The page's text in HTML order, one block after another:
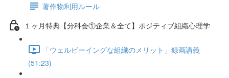
著作物利用ルール
１ヶ月特典【分科会①企業＆全て】ポジティブ組織心理学
「ウェルビーイングな組織のメリット」録画講義
(51:23)